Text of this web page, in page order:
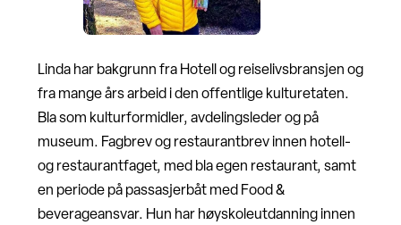
Linda har bakgrunn fra Hotell og reiselivsbransjen og
fra mange års arbeid i den offentlige kulturetaten.
Bla som kulturformidler, avdelingsleder og på
museum. Fagbrev og restaurantbrev innen hotell-
og restaurantfaget, med bla egen restaurant, samt
en periode på passasjerbåt med Food &
beverageansvar. Hun har høyskoleutdanning innen